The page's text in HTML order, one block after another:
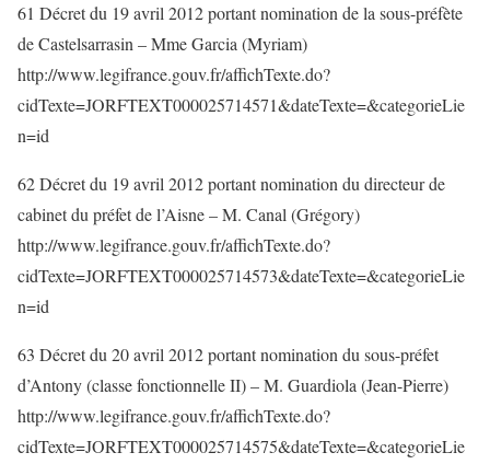
61 Décret du 19 avril 2012 portant nomination de la sous-préfète
de Castelsarrasin – Mme Garcia (Myriam)
http://www.legifrance.gouv.fr/affichTexte.do?
cidTexte=JORFTEXT000025714571&dateTexte=&categorieLie
n=id
62 Décret du 19 avril 2012 portant nomination du directeur de
cabinet du préfet de l’Aisne – M. Canal (Grégory)
http://www.legifrance.gouv.fr/affichTexte.do?
cidTexte=JORFTEXT000025714573&dateTexte=&categorieLie
n=id
63 Décret du 20 avril 2012 portant nomination du sous-préfet
d’Antony (classe fonctionnelle II) – M. Guardiola (Jean-Pierre)
http://www.legifrance.gouv.fr/affichTexte.do?
cidTexte=JORFTEXT000025714575&dateTexte=&categorieLie